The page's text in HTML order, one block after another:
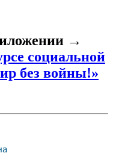
→
социальной
без войны!»